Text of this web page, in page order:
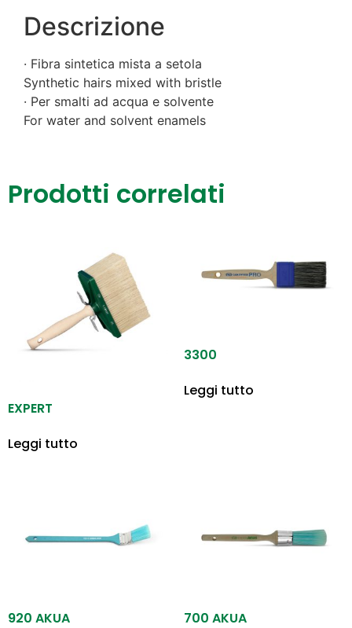
Descrizione
· Fibra sintetica mista a setola
Synthetic hairs mixed with bristle
· Per smalti ad acqua e solvente
For water and solvent enamels
Prodotti correlati
EXPERT
Leggi tutto
3300
Leggi tutto
920 AKUA
700 AKUA